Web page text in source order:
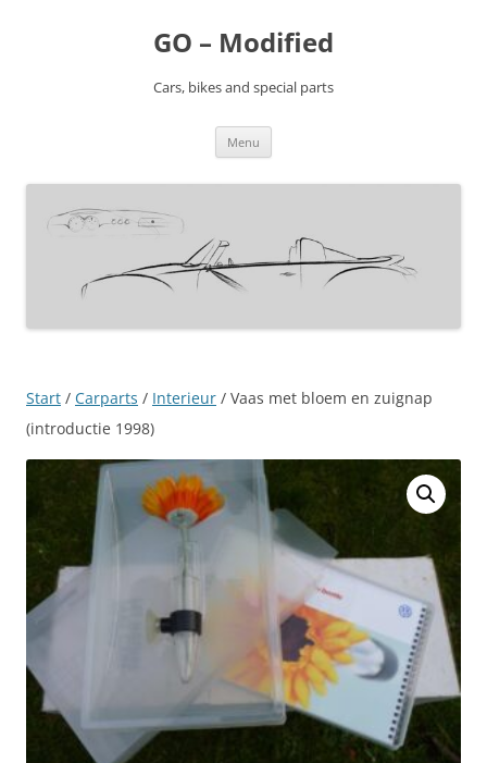
GO – Modified
Cars, bikes and special parts
Menu
Start / Carparts / Interieur / Vaas met bloem en zuignap
(introductie 1998)